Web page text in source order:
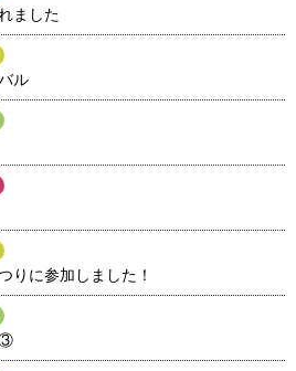
ました
ル
りに参加しました！
③